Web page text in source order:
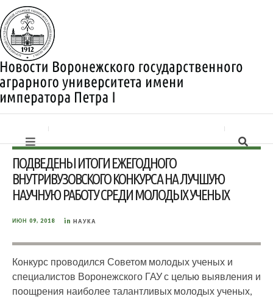
ПОДВЕДЕНЫ ИТОГИ ЕЖЕГОДНОГО
ВНУТРИВУЗОВСКОГО КОНКУРСА НА ЛУЧШУЮ
НАУЧНУЮ РАБОТУ СРЕДИ МОЛОДЫХ УЧЕНЫХ
ИЮН 09, 2018 in НАУКА
Конкурс проводился Советом молодых ученых и
специалистов Воронежского ГАУ с целью выявления и
поощрения наиболее талантливых молодых ученых,